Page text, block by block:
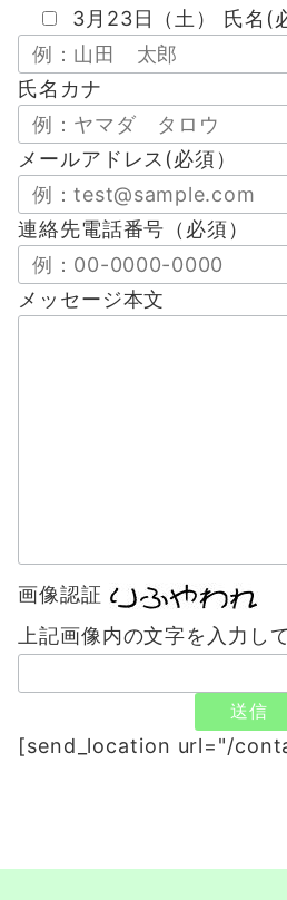
3月23日（土）
氏名(
氏名カナ
メールアドレス(必須）
連絡先電話番号（必須）
メッセージ本文
画像認証
上記画像内の文字を入力し
[send_location url="/